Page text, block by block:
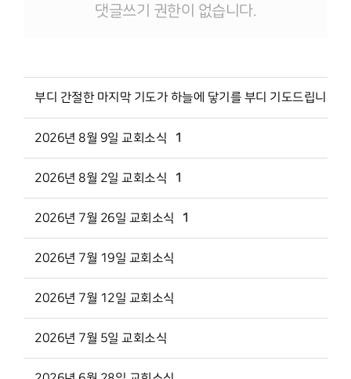
댓글쓰기 권한이 없습니다.
부디 간절한 마지막 기도가 하늘에 닿기를 부디 기도드립니다..
2026년 8월 9일 교회소식 1
2026년 8월 2일 교회소식 1
2026년 7월 26일 교회소식 1
2026년 7월 19일 교회소식
2026년 7월 12일 교회소식
2026년 7월 5일 교회소식